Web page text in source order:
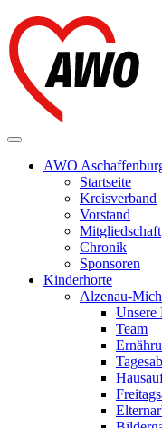
AWO
Startseite
Kreisverband
Vorstand
Mitgliedschaft
Chronik
Sponsoren
Kinderhorte
Alzenau-
Unsere
Team